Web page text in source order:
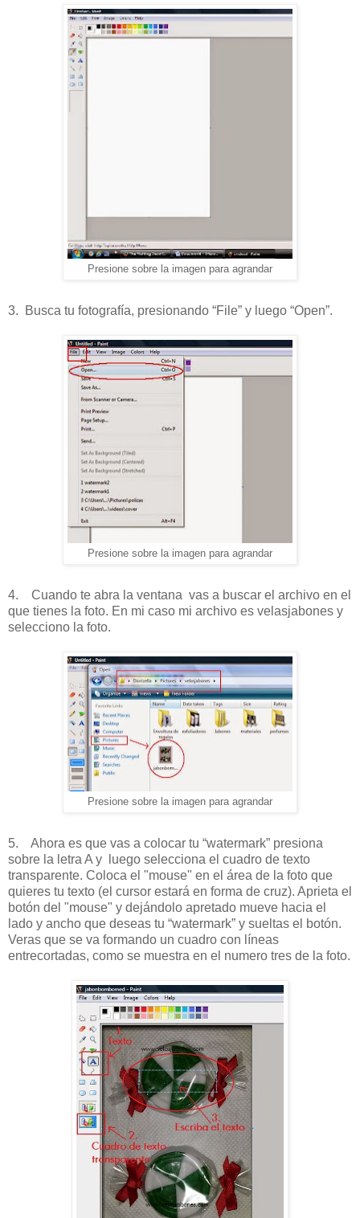
Presione sobre la imagen para agrandar
3. Busca tu fotografía, presionando “File” y luego “Open”.
Presione sobre la imagen para agrandar
4. Cuando te abra la ventana vas a buscar el archivo en el
que tienes la foto. En mi caso mi archivo es velasjabones y
selecciono la foto.
Presione sobre la imagen para agrandar
5. Ahora es que vas a colocar tu “watermark” presiona
sobre la letra A y luego selecciona el cuadro de texto
transparente. Coloca el "mouse" en el área de la foto que
quieres tu texto (el cursor estará en forma de cruz). Aprieta el
botón del "mouse" y dejándolo apretado mueve hacia el
lado y ancho que deseas tu “watermark” y sueltas el botón.
Veras que se va formando un cuadro con líneas
entrecortadas, como se muestra en el numero tres de la foto.